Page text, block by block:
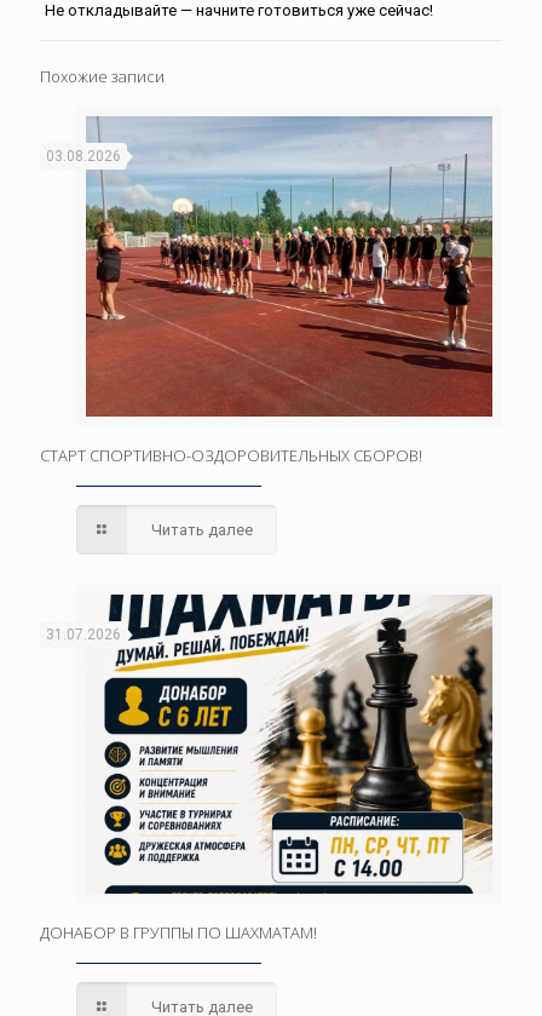
Не откладывайте — начните готовиться уже сейчас!
Похожие записи
03.08.2026
СТАРТ СПОРТИВНО-ОЗДОРОВИТЕЛЬНЫХ СБОРОВ!
Читать далее
31.07.2026
ДОНАБОР В ГРУППЫ ПО ШАХМАТАМ!
Читать далее